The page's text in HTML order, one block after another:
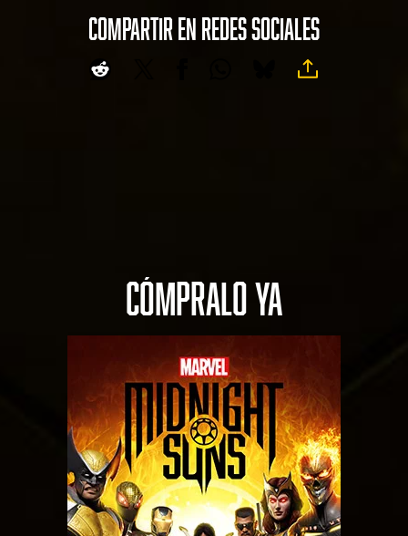
COMPARTIR EN REDES SOCIALES
CÓMPRALO YA